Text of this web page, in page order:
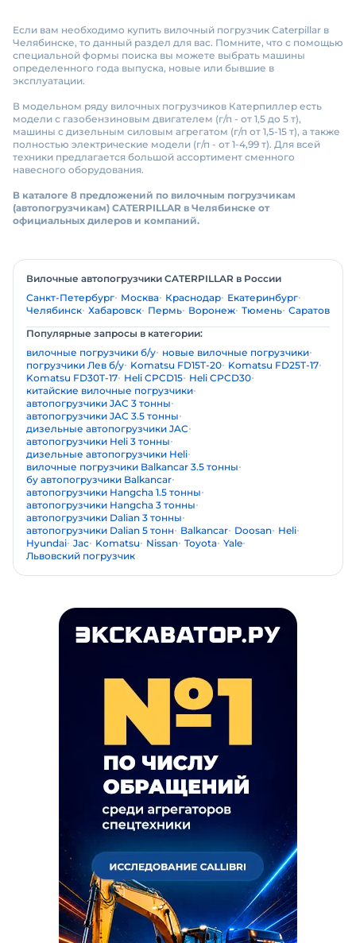
Если вам необходимо купить вилочный погрузчик Caterpillar в
Челябинске, то данный раздел для вас. Помните, что с помощью
специальной формы поиска вы можете выбрать машины
определенного года выпуска, новые или бывшие в
эксплуатации.
В модельном ряду вилочных погрузчиков Катерпиллер есть
модели с газобензиновым двигателем (г/п - от 1,5 до 5 т),
машины с дизельным силовым агрегатом (г/п от 1,5-15 т), а также
полностью электрические модели (г/п - от 1-4,99 т). Для всей
техники предлагается большой ассортимент сменного
навесного оборудования.
В каталоге 8 предложений по вилочным погрузчикам
(автопогрузчикам) CATERPILLAR в Челябинске от
официальных дилеров и компаний.
Вилочные автопогрузчики CATERPILLAR в России
Санкт-Петербург Москва Краснодар Екатеринбург
Челябинск Хабаровск Пермь Воронеж Тюмень Саратов
Популярные запросы в категории:
вилочные погрузчики б/у новые вилочные погрузчики
погрузчики Лев б/у Komatsu FD15T-20 Komatsu FD25T-17
Komatsu FD30T-17 Heli CPCD15 Heli CPCD30
китайские вилочные погрузчики
автопогрузчики JAC 3 тонны
автопогрузчики JAC 3.5 тонны
дизельные автопогрузчики JAC
автопогрузчики Heli 3 тонны
дизельные автопогрузчики Heli
вилочные погрузчики Balkancar 3.5 тонны
бу автопогрузчики Balkancar
автопогрузчики Hangcha 1.5 тонны
автопогрузчики Hangcha 3 тонны
автопогрузчики Dalian 3 тонны
автопогрузчики Dalian 5 тонн
Balkancar Doosan Heli
Hyundai Jac Komatsu Nissan Toyota Yale
Львовский погрузчик